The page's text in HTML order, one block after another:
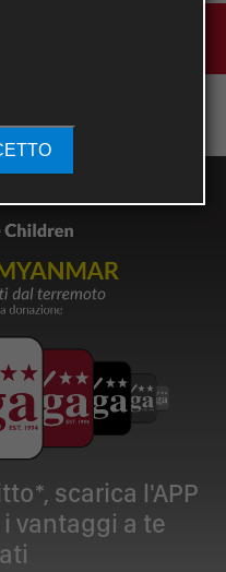
DATE
scarica l'APP
vantaggi a te